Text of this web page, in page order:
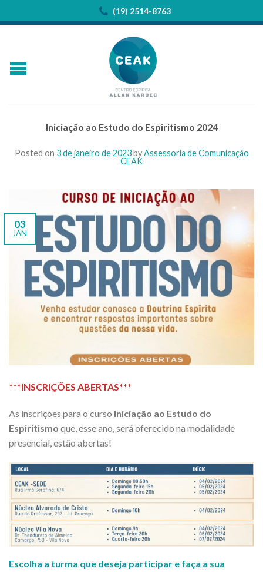
(19) 2514-8763
Iniciação ao Estudo do Espiritismo 2024
Posted on 3 de janeiro de 2023byAssessoria de Comunicação
CEAK
03
JAN
***INSCRIÇÕES ABERTAS***
As inscrições para o curso Iniciação ao Estudo do
Espiritismo que, esse ano, será oferecido na modalidade
presencial, estão abertas!
Escolha a turma que deseja participar e faça a sua